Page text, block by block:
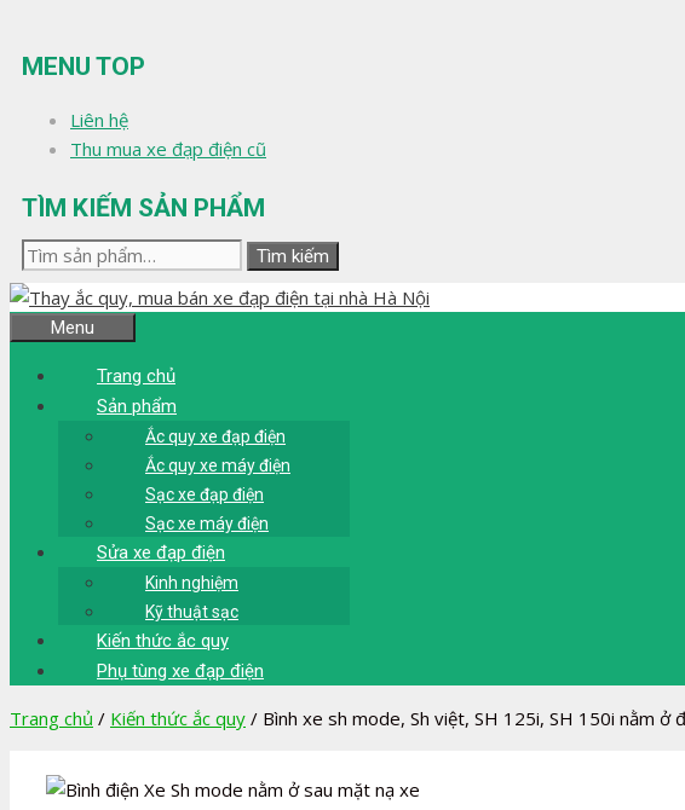
đến
nội
MENU TOP
Liên hệ
Thu mua xe đạp điện cũ
TÌM KIẾM SẢN PHẨM
Tìm
kiếm:
Tìm kiếm
Menu
Trang chủ
Sản phẩm
Ắc quy xe đạp điện
Ắc quy xe máy điện
Sạc xe đạp điện
Sạc xe máy điện
Sửa xe đạp điện
Kinh nghiệm
Kỹ thuật sạc
Kiến thức ắc quy
Phụ tùng xe đạp điện
Trang chủ / Kiến thức ắc quy / Bình xe sh mode, Sh việt, SH 125i, SH 150i nằm ở